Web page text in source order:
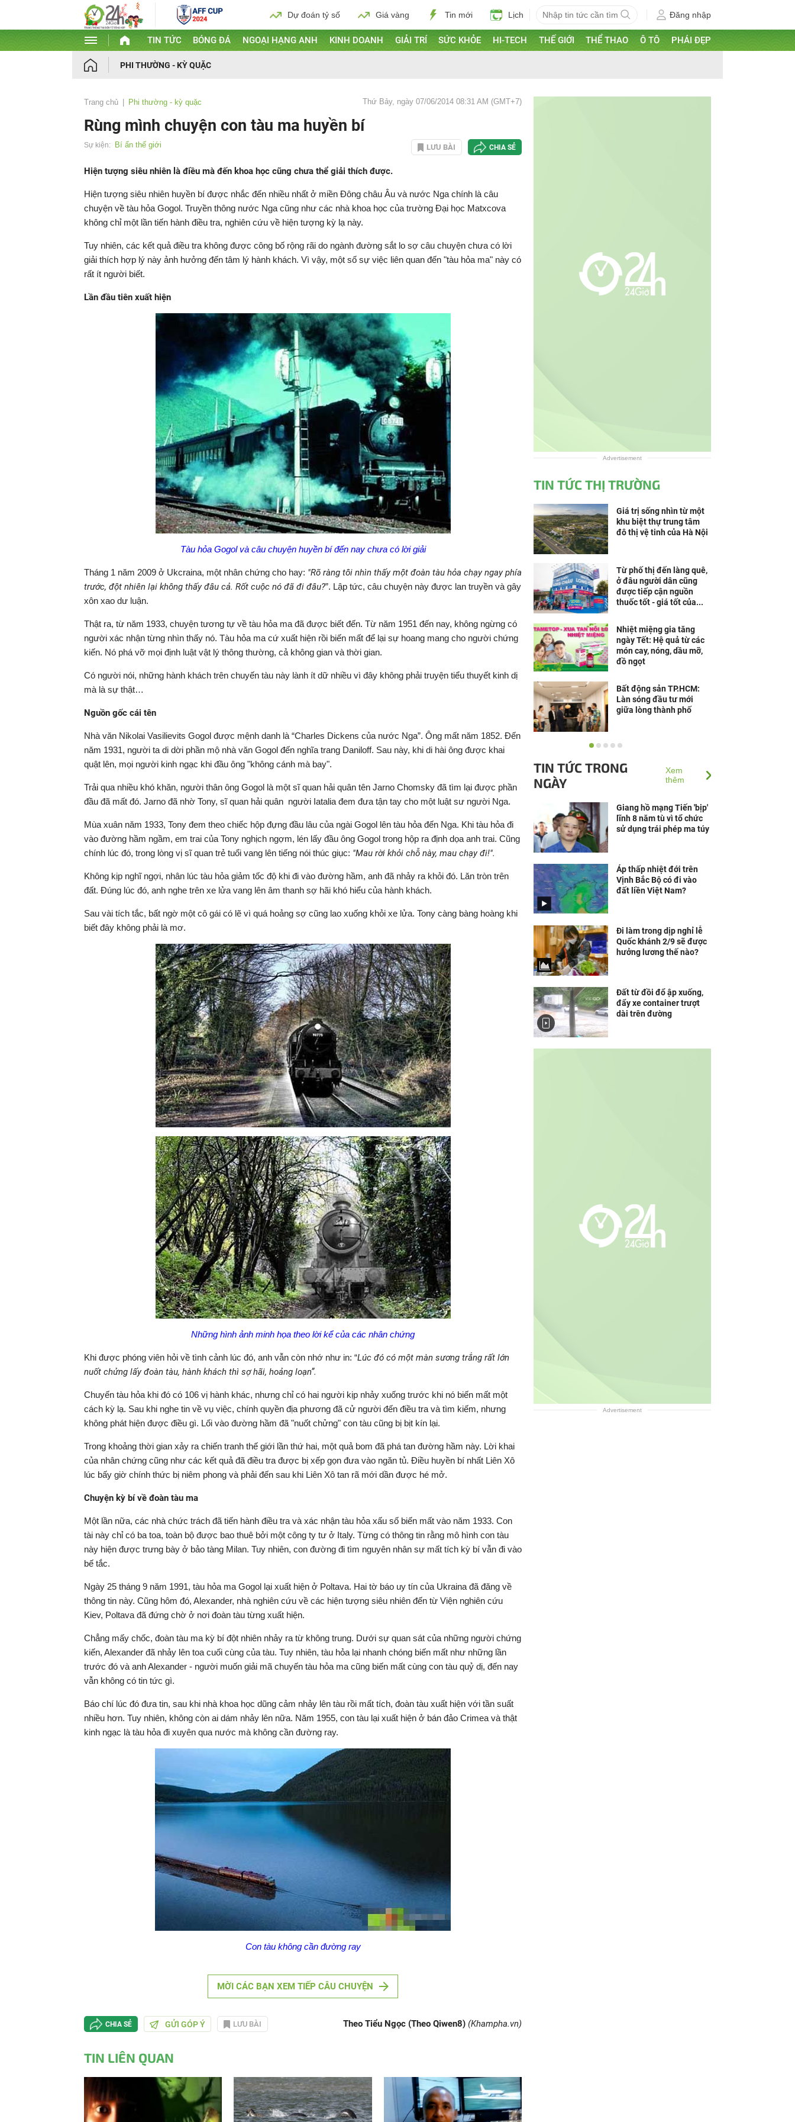
Dự đoán tỷ số Giá vàng Tin mới Lịch Đăng nhập
TIN TỨC BÓNG ĐÁ NGOẠI HẠNG ANH KINH DOANH GIẢI TRÍ SỨC KHỎE HI-TECH THẾ GIỚI THỂ THAO Ô TÔ PHÁI ĐẸP
PHI THƯỜNG - KỲ QUẶC
Trang chủ Phi thường - kỳ quặc Thứ Bảy, ngày 07/06/2014 08:31 AM (GMT+7)
Rùng mình chuyện con tàu ma huyền bí
Sự kiện: Bí ẩn thế giới LƯU BÀI CHIA SẺ
Hiện tượng siêu nhiên là điều mà đến khoa học cũng chưa thể giải thích được.
Hiện tượng siêu nhiên huyền bí được nhắc đến nhiều nhất ở miền Đông châu Âu và nước Nga chính là câu
chuyện về tàu hỏa Gogol. Truyền thông nước Nga cũng như các nhà khoa học của trường Đại học Matxcova
không chỉ một lần tiến hành điều tra, nghiên cứu về hiện tượng kỳ lạ này.
Tuy nhiên, các kết quả điều tra không được công bố rộng rãi do ngành đường sắt lo sợ câu chuyện chưa có lời
giải thích hợp lý này ảnh hưởng đến tâm lý hành khách. Vì vậy, một số sự việc liên quan đến "tàu hỏa ma" này có
rất ít người biết.
Lần đầu tiên xuất hiện
Tàu hỏa Gogol và câu chuyện huyền bí đến nay chưa có lời giải
Tháng 1 năm 2009 ở Ukcraina, một nhân chứng cho hay: "Rõ ràng tôi nhìn thấy một đoàn tàu hỏa chạy ngay phía
trước, đột nhiên lại không thấy đâu cả. Rốt cuộc nó đã đi đâu?”. Lập tức, câu chuyện này được lan truyền và gây
xôn xao dư luận.
Thật ra, từ năm 1933, chuyện tương tự về tàu hỏa ma đã được biết đến. Từ năm 1951 đến nay, không ngừng có
người xác nhận từng nhìn thấy nó. Tàu hỏa ma cứ xuất hiện rồi biến mất để lại sự hoang mang cho người chứng
kiến. Nó phá vỡ mọi định luật vật lý thông thường, cả không gian và thời gian.
Có người nói, những hành khách trên chuyến tàu này lành ít dữ nhiều vì đây không phải truyện tiểu thuyết kinh dị
mà là sự thật…
Nguồn gốc cái tên
Nhà văn Nikolai Vasilievits Gogol được mệnh danh là “Charles Dickens của nước Nga”. Ông mất năm 1852. Đến
năm 1931, người ta di dời phần mộ nhà văn Gogol đến nghĩa trang Daniloff. Sau này, khi di hài ông được khai
quật lên, mọi người kinh ngạc khi đầu ông "không cánh mà bay".
Trải qua nhiều khó khăn, người thân ông Gogol là một sĩ quan hải quân tên Jarno Chomsky đã tìm lại được phần
đầu đã mất đó. Jarno đã nhờ Tony, sĩ quan hải quân người Iatalia đem đưa tận tay cho một luật sư người Nga.
Mùa xuân năm 1933, Tony đem theo chiếc hộp đựng đầu lâu của ngài Gogol lên tàu hỏa đến Nga. Khi tàu hỏa đi
vào đường hầm ngầm, em trai của Tony nghịch ngợm, lén lấy đầu ông Gogol trong hộp ra định dọa anh trai. Cũng
chính lúc đó, trong lòng vị sĩ quan trẻ tuổi vang lên tiếng nói thúc giục: "Mau rời khỏi chỗ này, mau chạy đi!".
Không kịp nghĩ ngợi, nhân lúc tàu hỏa giảm tốc độ khi đi vào đường hầm, anh đã nhảy ra khỏi đó. Lăn tròn trên
đất. Đúng lúc đó, anh nghe trên xe lửa vang lên âm thanh sợ hãi khó hiểu của hành khách.
Sau vài tích tắc, bất ngờ một cô gái có lẽ vì quá hoảng sợ cũng lao xuống khỏi xe lửa. Tony càng bàng hoàng khi
biết đây không phải là mơ.
Những hình ảnh minh họa theo lời kể của các nhân chứng
Khi được phóng viên hỏi về tình cảnh lúc đó, anh vẫn còn nhớ như in: “Lúc đó có một màn sương trắng rất lớn
nuốt chửng lấy đoàn tàu, hành khách thì sợ hãi, hoảng loạn”.
Chuyến tàu hỏa khi đó có 106 vị hành khác, nhưng chỉ có hai người kịp nhảy xuống trước khi nó biến mất một
cách kỳ lạ. Sau khi nghe tin về vụ việc, chính quyền địa phương đã cử người đến điều tra và tìm kiếm, nhưng
không phát hiện được điều gì. Lối vào đường hầm đã "nuốt chửng" con tàu cũng bị bịt kín lại.
Trong khoảng thời gian xảy ra chiến tranh thế giới lần thứ hai, một quả bom đã phá tan đường hầm này. Lời khai
của nhân chứng cũng như các kết quả đã điều tra được bị xếp gọn đưa vào ngăn tủ. Điều huyền bí nhất Liên Xô
lúc bấy giờ chính thức bị niêm phong và phải đến sau khi Liên Xô tan rã mới dần được hé mở.
Chuyện kỳ bí về đoàn tàu ma
Một lần nữa, các nhà chức trách đã tiến hành điều tra và xác nhận tàu hỏa xấu số biến mất vào năm 1933. Con
tài này chỉ có ba toa, toàn bộ được bao thuê bởi một công ty tư ở Italy. Từng có thông tin rằng mô hình con tàu
này hiện được trưng bày ở bảo tàng Milan. Tuy nhiên, con đường đi tìm nguyên nhân sự mất tích kỳ bí vẫn đi vào
bế tắc.
Ngày 25 tháng 9 năm 1991, tàu hỏa ma Gogol lại xuất hiện ở Poltava. Hai tờ báo uy tín của Ukraina đã đăng về
thông tin này. Cũng hôm đó, Alexander, nhà nghiên cứu về các hiện tượng siêu nhiên đến từ Viện nghiên cứu
Kiev, Poltava đã đứng chờ ở nơi đoàn tàu từng xuất hiện.
Chẳng mấy chốc, đoàn tàu ma kỳ bí đột nhiên nhảy ra từ không trung. Dưới sự quan sát của những người chứng
kiến, Alexander đã nhảy lên toa cuối cùng của tàu. Tuy nhiên, tàu hỏa lại nhanh chóng biến mất như những lần
trước đó và anh Alexander - người muốn giải mã chuyến tàu hỏa ma cũng biến mất cùng con tàu quỷ dị, đến nay
vẫn không có tin tức gì.
Báo chí lúc đó đưa tin, sau khi nhà khoa học dũng cảm nhảy lên tàu rồi mất tích, đoàn tàu xuất hiện với tần suất
nhiều hơn. Tuy nhiên, không còn ai dám nhảy lên nữa. Năm 1955, con tàu lại xuất hiện ở bán đảo Crimea và thật
kinh ngạc là tàu hỏa đi xuyên qua nước mà không cần đường ray.
Con tàu không cần đường ray
MỜI CÁC BẠN XEM TIẾP CÂU CHUYỆN
CHIA SẺ GỬI GÓP Ý LƯU BÀI Theo Tiểu Ngọc (Theo Qiwen8) (Khampha.vn)
TIN LIÊN QUAN
Advertisement
TIN TỨC THỊ TRƯỜNG
Giá trị sống nhìn từ một
khu biệt thự trung tâm
đô thị vệ tinh của Hà Nội
Từ phố thị đến làng quê,
ở đâu người dân cũng
được tiếp cận nguồn
thuốc tốt - giá tốt của...
Nhiệt miệng gia tăng
ngày Tết: Hệ quả từ các
món cay, nóng, dầu mỡ,
đồ ngọt
Bất động sản TP.HCM:
Làn sóng đầu tư mới
giữa lòng thành phố
“Thừa thắng xông lên”,
Group Hà Nam lọt Top 10
Dự án nổi bật nhất...
TIN TỨC TRONG
NGÀY
Xem
thêm
Giang hồ mạng Tiến 'bịp'
lĩnh 8 năm tù vì tổ chức
sử dụng trái phép ma túy
Áp thấp nhiệt đới trên
Vịnh Bắc Bộ có đi vào
đất liền Việt Nam?
Đi làm trong dịp nghỉ lễ
Quốc khánh 2/9 sẽ được
hưởng lương thế nào?
Đất từ đồi đổ ập xuống,
đẩy xe container trượt
dài trên đường
Advertisement